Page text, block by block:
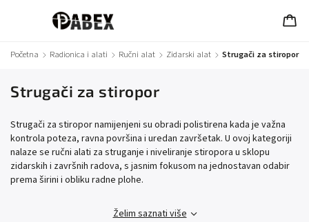
Početna / Radionica i alati / Ručni alat / Zidarski alat / Strugači za stiropor
Strugači za stiropor
Strugači za stiropor namijenjeni su obradi polistirena kada je važna
kontrola poteza, ravna površina i uredan završetak. U ovoj kategoriji
nalaze se ručni alati za struganje i niveliranje stiropora u sklopu
zidarskih i završnih radova, s jasnim fokusom na jednostavan odabir
prema širini i obliku radne plohe.
Želim saznati više